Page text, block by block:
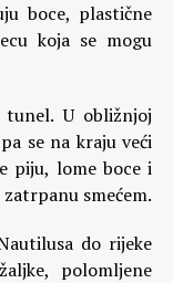
boce, plastične
koja se mogu
U obližnjoj
se na kraju veći
piju, lome boce i
smećem.
do rijeke
polomljene